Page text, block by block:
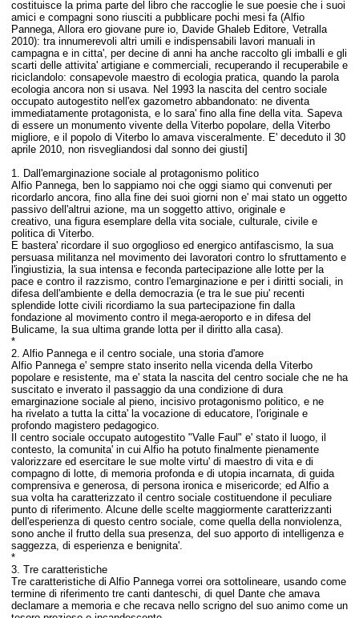
costituisce la prima parte del libro che raccoglie le sue poesie che i suoi
amici e compagni sono riusciti a pubblicare pochi mesi fa (Alfio
Pannega, Allora ero giovane pure io, Davide Ghaleb Editore, Vetralla
2010): tra innumerevoli altri umili e indispensabili lavori manuali in
campagna e in citta', per decine di anni ha anche raccolto gli imballi e gli
scarti delle attivita' artigiane e commerciali, recuperando il recuperabile e
riciclandolo: consapevole maestro di ecologia pratica, quando la parola
ecologia ancora non si usava. Nel 1993 la nascita del centro sociale
occupato autogestito nell'ex gazometro abbandonato: ne diventa
immediatamente protagonista, e lo sara' fino alla fine della vita. Sapeva
di essere un monumento vivente della Viterbo popolare, della Viterbo
migliore, e il popolo di Viterbo lo amava visceralmente. E' deceduto il 30
aprile 2010, non risvegliandosi dal sonno dei giusti]
1. Dall'emarginazione sociale al protagonismo politico
Alfio Pannega, ben lo sappiamo noi che oggi siamo qui convenuti per
ricordarlo ancora, fino alla fine dei suoi giorni non e' mai stato un oggetto
passivo dell'altrui azione, ma un soggetto attivo, originale e
creativo, una figura esemplare della vita sociale, culturale, civile e
politica di Viterbo.
E bastera' ricordare il suo orgoglioso ed energico antifascismo, la sua
persuasa militanza nel movimento dei lavoratori contro lo sfruttamento e
l'ingiustizia, la sua intensa e feconda partecipazione alle lotte per la
pace e contro il razzismo, contro l'emarginazione e per i diritti sociali, in
difesa dell'ambiente e della democrazia (e tra le sue piu' recenti
splendide lotte civili ricordiamo la sua partecipazione fin dalla
fondazione al movimento contro il mega-aeroporto e in difesa del
Bulicame, la sua ultima grande lotta per il diritto alla casa).
*
2. Alfio Pannega e il centro sociale, una storia d'amore
Alfio Pannega e' sempre stato inserito nella vicenda della Viterbo
popolare e resistente, ma e' stata la nascita del centro sociale che ne ha
suscitato e inverato il passaggio da una condizione di dura
emarginazione sociale al pieno, incisivo protagonismo politico, e ne
ha rivelato a tutta la citta' la vocazione di educatore, l'originale e
profondo magistero pedagogico.
Il centro sociale occupato autogestito "Valle Faul" e' stato il luogo, il
contesto, la comunita' in cui Alfio ha potuto finalmente pienamente
valorizzare ed esercitare le sue molte virtu' di maestro di vita e di
compagno di lotte, di memoria profonda e di utopia incarnata, di guida
comprensiva e generosa, di persona ironica e misericorde; ed Alfio a
sua volta ha caratterizzato il centro sociale costituendone il peculiare
punto di riferimento. Alcune delle scelte maggiormente caratterizzanti
dell'esperienza di questo centro sociale, come quella della nonviolenza,
sono anche il frutto della sua presenza, del suo apporto di intelligenza e
saggezza, di esperienza e benignita'.
*
3. Tre caratteristiche
Tre caratteristiche di Alfio Pannega vorrei ora sottolineare, usando come
termine di riferimento tre canti danteschi, di quel Dante che amava
declamare a memoria e che recava nello scrigno del suo animo come un